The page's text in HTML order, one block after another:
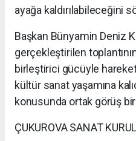
ayağa kaldırılabileceğini
Başkan Bünyamin Deniz
gerçekleştirilen
birleştirici gücüyle
kültür sanat yaşamına
konusunda ortak görüş
ÇUKUROVA SANAT